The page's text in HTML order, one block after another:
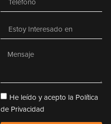
He leído y acepto la Política
de Privacidad